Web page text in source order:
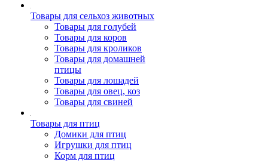
Товары для сельхоз животных
Товары для голубей
Товары для коров
Товары для кроликов
Товары для домашней
птицы
Товары для лошадей
Товары для овец, коз
Товары для свиней
Товары для птиц
Домики для птиц
Игрушки для птиц
Корм для птиц